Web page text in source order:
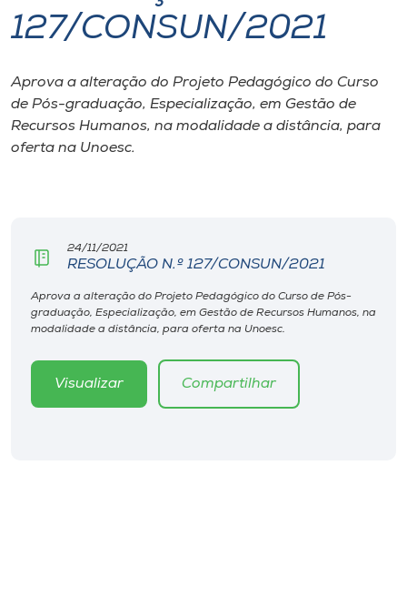
I.nova
Diplomados
Cultura
Biblioteca
Editora
Rádio
127/CONSUN/2021
Aprova a alteração do Projeto Pedagógico do Curso
de Pós-graduação, Especialização, em Gestão de
Recursos Humanos, na modalidade a distância, para
oferta na Unoesc.
24/11/2021
RESOLUÇÃO N.º 127/CONSUN/2021
Aprova a alteração do Projeto Pedagógico do Curso de Pós-
graduação, Especialização, em Gestão de Recursos Humanos, na
modalidade a distância, para oferta na Unoesc.
Visualizar Compartilhar